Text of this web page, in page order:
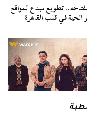
تطويع مبدع لمواقع
الحية في قلب القاهرة